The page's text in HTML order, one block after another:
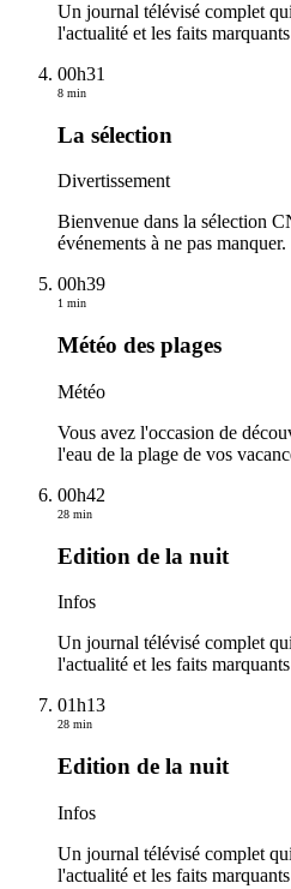
Un journal télévisé complet
l'actualité et les faits
00h31
8 min
La sélection
Divertissement
Bienvenue dans la sélection
événements à ne pas manquer.
00h39
1 min
Météo des plages
Météo
Vous avez l'occasion de
l'eau de la plage de vos
00h42
28 min
Edition de la nuit
Infos
Un journal télévisé complet
l'actualité et les faits
01h13
28 min
Edition de la nuit
Infos
Un journal télévisé complet
l'actualité et les faits